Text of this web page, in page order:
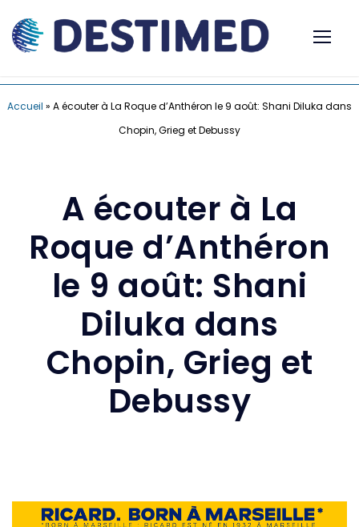
Accueil » A écouter à La Roque d’Anthéron le 9 août: Shani Diluka dans
Chopin, Grieg et Debussy
A écouter à La
Roque d’Anthéron
le 9 août: Shani
Diluka dans
Chopin, Grieg et
Debussy